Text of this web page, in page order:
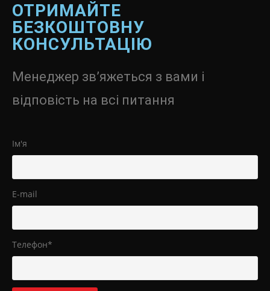
ОТРИМАЙТЕ
БЕЗКОШТОВНУ
КОНСУЛЬТАЦІЮ
Менеджер зв’яжеться з вами і
відповість на всі питання
Ім'я
E-mail
Телефон*